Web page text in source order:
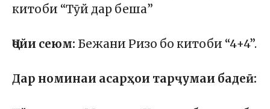
китоби “Тӯй дар беша”
Ҷойи сеюм: Бежани Ризо бо китоби “4+4”.
Дар номинаи асарҳои тарҷумаи бадеӣ: